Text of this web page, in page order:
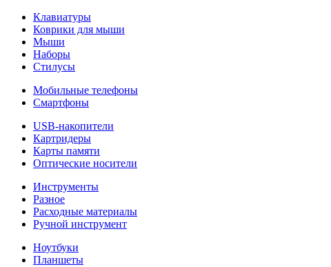
Клавиатуры
Коврики для мыши
Мыши
Наборы
Стилусы
Мобильные телефоны
Смартфоны
USB-накопители
Картридеры
Карты памяти
Оптические носители
Инструменты
Разное
Расходные материалы
Ручной инструмент
Ноутбуки
Планшеты